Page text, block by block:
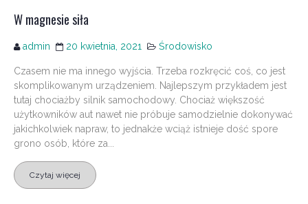
W magnesie siła
admin 20 kwietnia, 2021 Środowisko
Czasem nie ma innego wyjścia. Trzeba rozkręcić coś, co jest
skomplikowanym urządzeniem. Najlepszym przykładem jest
tutaj chociażby silnik samochodowy. Chociaż większość
użytkowników aut nawet nie próbuje samodzielnie dokonywać
jakichkolwiek napraw, to jednakże wciąż istnieje dość spore
grono osób, które za...
Czytaj więcej